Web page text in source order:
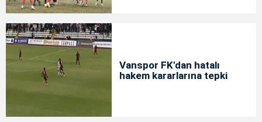
Vanspor FK'dan hatalı
hakem kararlarına tepki